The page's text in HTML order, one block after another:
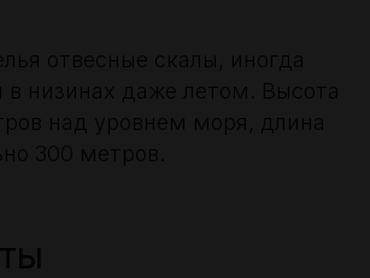
отвесные скалы, иногда
в низинах даже летом. Высота
над уровнем моря, длина
300 метров.